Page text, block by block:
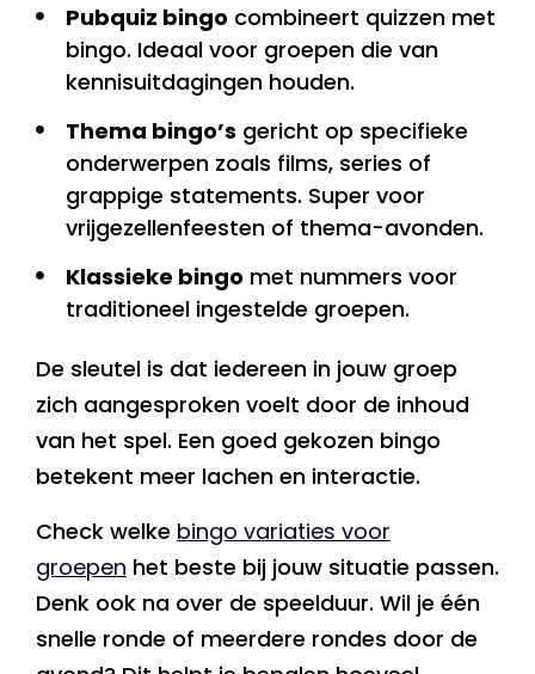
Pubquiz bingo combineert quizzen met
bingo. Ideaal voor groepen die van
kennisuitdagingen houden.
Thema bingo’s gericht op specifieke
onderwerpen zoals films, series of
grappige statements. Super voor
vrijgezellenfeesten of thema-avonden.
Klassieke bingo met nummers voor
traditioneel ingestelde groepen.
De sleutel is dat iedereen in jouw groep
zich aangesproken voelt door de inhoud
van het spel. Een goed gekozen bingo
betekent meer lachen en interactie.
Check welke bingo variaties voor
groepen het beste bij jouw situatie passen.
Denk ook na over de speelduur. Wil je één
snelle ronde of meerdere rondes door de